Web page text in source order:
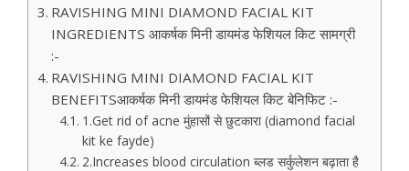
RAVISHING MINI DIAMOND FACIAL KIT
INGREDIENTS आकर्षक मिनी डायमंड फेशियल किट सामग्री
:-
RAVISHING MINI DIAMOND FACIAL KIT
BENEFITSआकर्षक मिनी डायमंड फेशियल किट बेनिफिट :-
1.Get rid of acne ​मुंहासों से छुटकारा (diamond facial
kit ke fayde)
2.Increases blood circulation ​ब्‍लड सर्कुलेशन बढ़ाता है